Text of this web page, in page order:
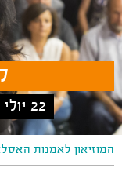
22 יולי 2025 - 28 אוגוסט 2025
המוזיאון לאמנות